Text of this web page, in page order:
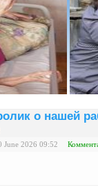
о нашей
June 2026 09:52